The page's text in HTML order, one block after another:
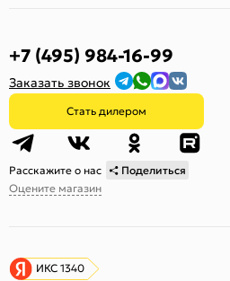
+7 (495) 984-16-99
Заказать звонок
Стать дилером
Расскажите о нас
Поделиться
Оцените магазин
ИКС 1340